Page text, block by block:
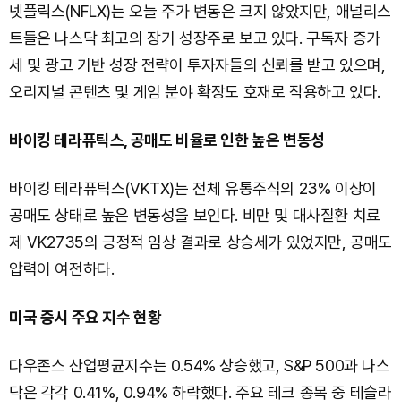
넷플릭스(NFLX)는 오늘 주가 변동은 크지 않았지만, 애널리스
트들은 나스닥 최고의 장기 성장주로 보고 있다. 구독자 증가
세 및 광고 기반 성장 전략이 투자자들의 신뢰를 받고 있으며,
오리지널 콘텐츠 및 게임 분야 확장도 호재로 작용하고 있다.
바이킹 테라퓨틱스, 공매도 비율로 인한 높은 변동성
바이킹 테라퓨틱스(VKTX)는 전체 유통주식의 23% 이상이
공매도 상태로 높은 변동성을 보인다. 비만 및 대사질환 치료
제 VK2735의 긍정적 임상 결과로 상승세가 있었지만, 공매도
압력이 여전하다.
미국 증시 주요 지수 현황
다우존스 산업평균지수는 0.54% 상승했고, S&P 500과 나스
닥은 각각 0.41%, 0.94% 하락했다. 주요 테크 종목 중 테슬라